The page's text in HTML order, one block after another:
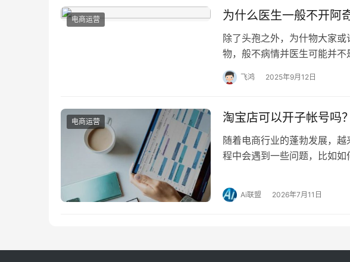
电商运营 为什么医生一般不开阿
除了头孢之外，为什物大家
物，般不病情并医生可能并
阿奇霉素呢，素有适宜生网其
飞鸿 2025年9月12日
电商运营 淘宝店可以开子帐号吗
随着电商行业的蓬勃发展，
程中会遇到一些问题，比如
Ai联盟 2026年7月11日